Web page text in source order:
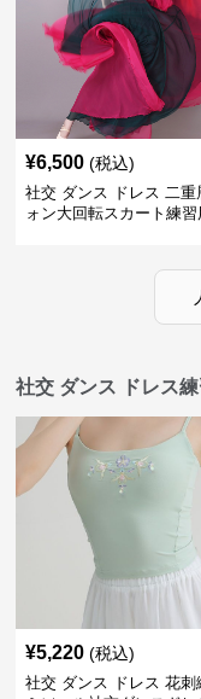
¥6,500 (税込)
社交 ダンス ドレス 二重
ォン大回転スカート練習
社交 ダンス ドレス
¥5,220 (税込)
社交 ダンス ドレス 花刺